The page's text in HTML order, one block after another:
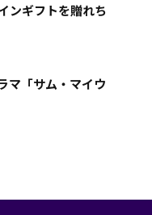
ンギフトを贈れち
マ「サム・マイウ